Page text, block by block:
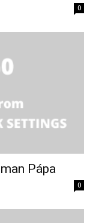
0
Pápa
0